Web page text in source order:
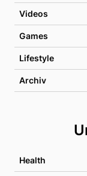
Videos
Games
Lifestyle
Archiv
Health